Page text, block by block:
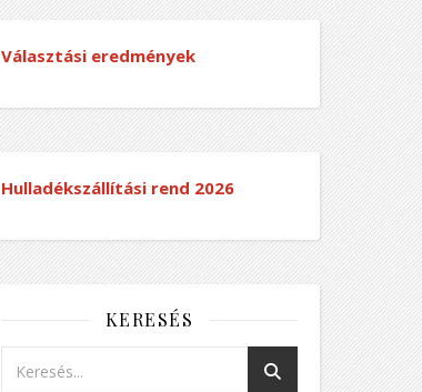
Választási eredmények
Hulladékszállítási rend 2026
KERESÉS